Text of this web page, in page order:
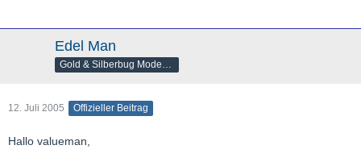
Edel Man
Gold & Silberbug Moderator
12. Juli 2005 Offizieller Beitrag
Hallo valueman,